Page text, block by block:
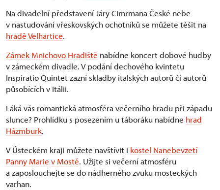
Na divadelní představení Járy Cimrmana České nebe
v nastudování vřeskovských ochotníků se můžete těšit na
hradě Velhartice.
Zámek Mnichovo Hradiště nabídne koncert dobové hudby
v zámeckém divadle. V podání dechového kvintetu
Inspiratio Quintet zazní skladby italských autorů či autorů
působících v Itálii.
Láká vás romantická atmosféra večerního hradu při západu
slunce? Prohlídku s posezením u táboráku nabídne hrad
Házmburk.
V Ústeckém kraji můžete navštívit i kostel Nanebevzetí
Panny Marie v Mostě. Užijte si večerní atmosféru
a zaposlouchejte se do nádherného zvuku mosteckých
varhan.